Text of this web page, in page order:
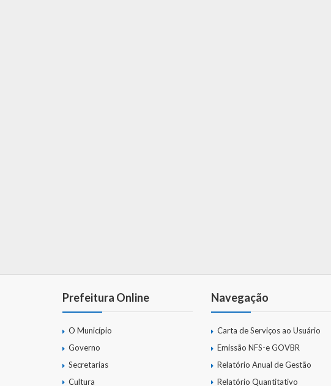
Prefeitura Online
O Município
Governo
Secretarias
Cultura
Navegação
Carta de Serviços ao Usuário
Emissão NFS-e GOVBR
Relatório Anual de Gestão
Relatório Quantitativo